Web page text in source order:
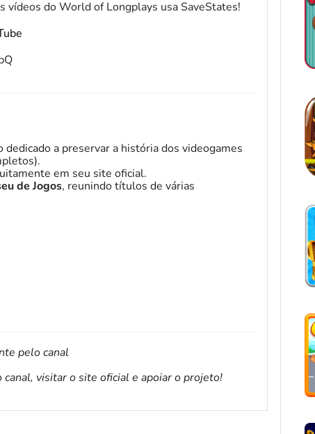
vídeos do World of Longplays usa SaveStates!
dedicado a preservar a história dos videogames
em seu site oficial.
de Jogos, reunindo títulos de várias
pelo canal
visitar o site oficial e apoiar o projeto!